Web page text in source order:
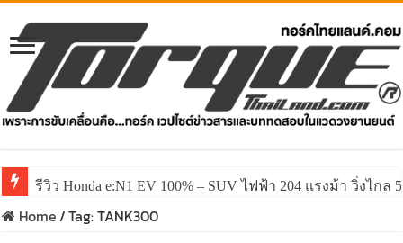
รีวิว Honda e:N1 EV 100% – SUV ไฟฟ้า 204 แรงม้า วิ่งไกล
Home/Tag:TANK300